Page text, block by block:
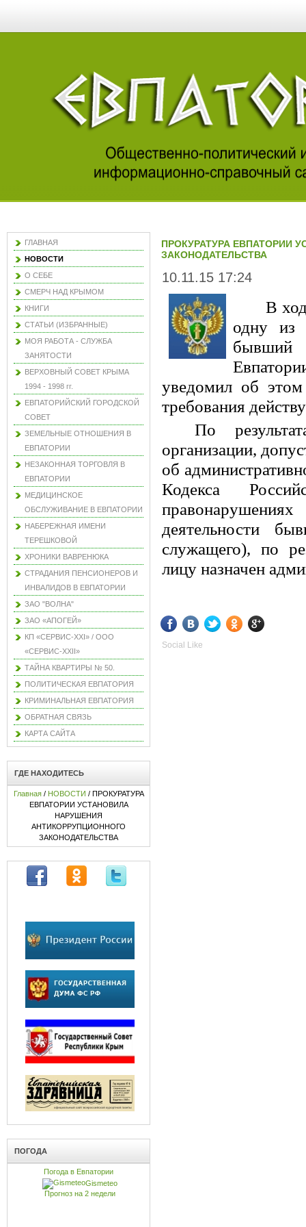
ГЛАВНАЯ
НОВОСТИ
О СЕБЕ
СМЕРЧ НАД КРЫМОМ
КНИГИ
СТАТЬИ (ИЗБРАННЫЕ)
МОЯ РАБОТА - СЛУЖБА
ЗАНЯТОСТИ
ВЕРХОВНЫЙ СОВЕТ КРЫМА
1994 - 1998 гг.
ЕВПАТОРИЙСКИЙ ГОРОДСКОЙ
СОВЕТ
ЗЕМЕЛЬНЫЕ ОТНОШЕНИЯ В
ЕВПАТОРИИ
НЕЗАКОННАЯ ТОРГОВЛЯ В
ЕВПАТОРИИ
МЕДИЦИНСКОЕ
ОБСЛУЖИВАНИЕ В ЕВПАТОРИИ
НАБЕРЕЖНАЯ ИМЕНИ
ТЕРЕШКОВОЙ
ХРОНИКИ ВАВРЕНЮКА
СТРАДАНИЯ ПЕНСИОНЕРОВ И
ИНВАЛИДОВ В ЕВПАТОРИИ
ЗАО "ВОЛНА"
ЗАО «АПОГЕЙ»
КП «СЕРВИС-XXI» / ООО
«СЕРВИС-XXII»
ТАЙНА КВАРТИРЫ № 50.
ПОЛИТИЧЕСКАЯ ЕВПАТОРИЯ
КРИМИНАЛЬНАЯ ЕВПАТОРИЯ
ОБРАТНАЯ СВЯЗЬ
КАРТА САЙТА
ГДЕ НАХОДИТЕСЬ
Главная/ НОВОСТИ / ПРОКУРАТУРА
ЕВПАТОРИИ УСТАНОВИЛА
НАРУШЕНИЯ
АНТИКОРРУПЦИОННОГО
ЗАКОНОДАТЕЛЬСТВА
ПОГОДА
Погода в Евпатории
Gismeteo
Прогноз на 2 недели
ПРОКУРАТУРА ЕВПАТОРИИ
ЗАКОНОДАТЕЛЬСТВА
10.11.15 17:24
В
одну из
бывший
уведомил об
требования
По
организации,
об
Кодекса
деятельности
служащего), по
лицу назначен
Social Like